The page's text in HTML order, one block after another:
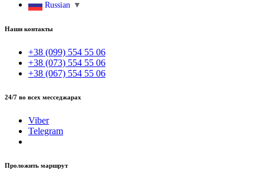
Russian ▼
Наши контакты
+38 (099) 554 55 06
+38 (073) 554 55 06
+38 (067) 554 55 06
24/7 во всех месседжарах
Viber
Telegram
Проложить маршрут